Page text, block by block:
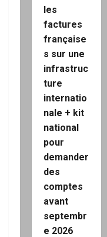
les
factures
française
s sur une
infrastruc
ture
internatio
nale + kit
national
pour
demander
des
comptes
avant
septembr
e 2026